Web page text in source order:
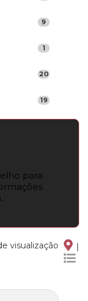
9
1
20
19
para
visualização |